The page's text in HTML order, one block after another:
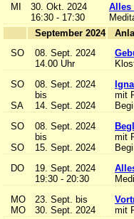
MI
30. Okt. 2024
16:30 - 17:30
Alles
September 2024
SO
08. Sept. 2024
14.00 Uhr
SO
SA
08. Sept. 2024
bis
14. Sept. 2024
mit
SO
SO
08. Sept. 2024
bis
15. Sept. 2024
mit
DO
19. Sept. 2024
19:30 - 20:30
MO
MO
23. Sept. bis
30. Sept. 2024
mit